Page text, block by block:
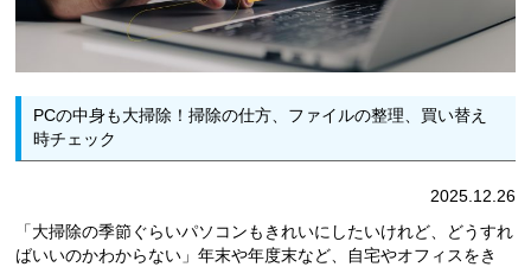
PCの中身も大掃除！掃除の仕方、ファイルの整理、買い替え
時チェック
2025.12.26
「大掃除の季節ぐらいパソコンもきれいにしたいけれど、どうすれ
ばいいのかわからない」年末や年度末など、自宅やオフィスをき